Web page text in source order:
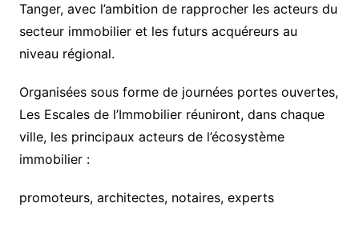
Tanger, avec l’ambition de rapprocher les acteurs du
secteur immobilier et les futurs acquéreurs au
niveau régional.
Organisées sous forme de journées portes ouvertes,
Les Escales de l’Immobilier réuniront, dans chaque
ville, les principaux acteurs de l’écosystème
immobilier :
promoteurs, architectes, notaires, experts